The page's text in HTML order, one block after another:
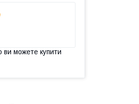
ви можете купити